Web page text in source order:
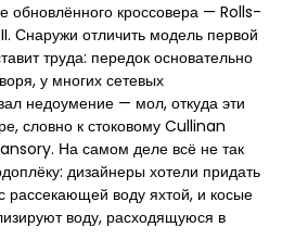
обновлённого кроссовера — Rolls-
Снаружи отличить модель первой
труда: передок основательно
у многих сетевых
недоумение — мол, откуда эти
словно к стоковому Cullinan
На самом деле всё не так
дизайнеры хотели придать
рассекающей воду яхтой, и косые
воду, расходящуюся в